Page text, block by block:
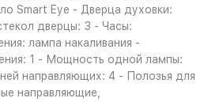
Smart Eye - Дверца духовки:
дверцы: 3 - Часы:
лампа накаливания -
1 - Мощность одной лампы:
направляющих: 4 - Полозья для
направляющие,